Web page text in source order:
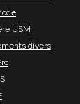
USM
divers